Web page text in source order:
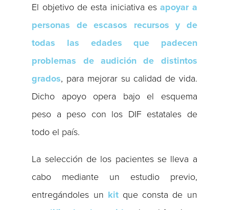
El objetivo de esta iniciativa esapoyar a
personas de escasos recursos y de
todas las edades que padecen
problemas de audición de distintos
grados, para mejorar su calidad de vida.
Dicho apoyo opera bajo el esquema
peso a peso con los DIF estatales de
todo el país.
La selección de los pacientes se lleva a
cabo mediante un estudio previo,
entregándoles un kitque consta de un